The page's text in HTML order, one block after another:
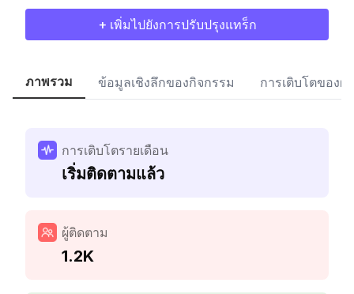
+ เพิ่มไปยังการปรับปรุงแทร็ก
ภาพรวม ข้อมูลเชิงลึกของกิจกรรม การเติบโตของผู้
การเติบโตรายเดือน
เริ่มติดตามแล้ว
ผู้ติดตาม
1.2K